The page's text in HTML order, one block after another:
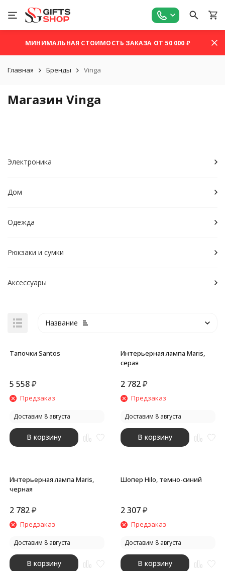
МИНИМАЛЬНАЯ СТОИМОСТЬ ЗАКАЗА ОТ 50 000 ₽
Главная Бренды Vinga
Магазин Vinga
Электроника
Дом
Одежда
Рюкзаки и сумки
Аксессуары
Название
Тапочки Santos
5 558₽
Предзаказ
Доставим 8 августа
В корзину
Интерьерная лампа Maris,
серая
2 782₽
Предзаказ
Доставим 8 августа
В корзину
Интерьерная лампа Maris,
черная
2 782₽
Предзаказ
Доставим 8 августа
В корзину
Шопер Hilo, темно-синий
2 307₽
Предзаказ
Доставим 8 августа
В корзину